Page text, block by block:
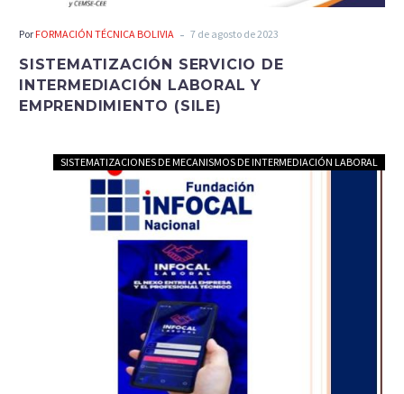
Por FORMACIÓN TÉCNICA BOLIVIA - 7 de agosto de 2023
SISTEMATIZACIÓN SERVICIO DE
INTERMEDIACIÓN LABORAL Y
EMPRENDIMIENTO (SILE)
SISTEMATIZACIONES DE MECANISMOS DE INTERMEDIACIÓN LABORAL